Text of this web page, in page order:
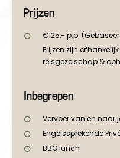
Prijzen
€125,- p.p.
Prijzen zijn
reisgezelschap &
Inbegrepen
Vervoer van en
Engelssprekende
BBQ lunch